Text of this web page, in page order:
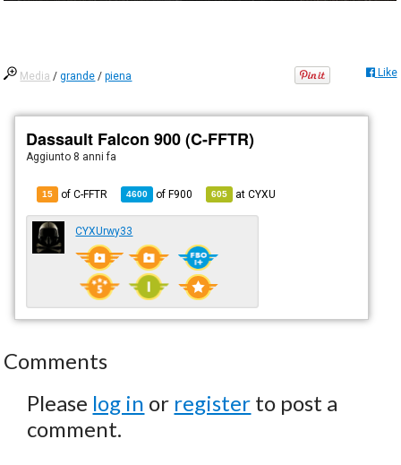
Media /grande /piena Like
Dassault Falcon 900 (C-FFTR)
Aggiunto 8 anni fa
15 of C-FFTR 4600 ofF900 605 atCYXU
CYXUrwy33
Comments
Please log in or register to post a
comment.